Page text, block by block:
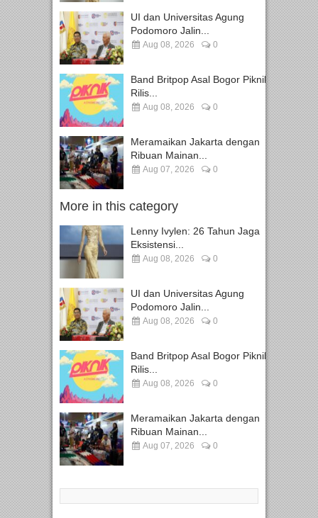
UI dan Universitas Agung
Podomoro Jalin...
Aug 08, 2026 0
Band Britpop Asal Bogor Piknik
Rilis...
Aug 08, 2026 0
Meramaikan Jakarta dengan
Ribuan Mainan...
Aug 07, 2026 0
More in this category
Lenny Ivylen: 26 Tahun Jaga
Eksistensi...
Aug 08, 2026 0
UI dan Universitas Agung
Podomoro Jalin...
Aug 08, 2026 0
Band Britpop Asal Bogor Piknik
Rilis...
Aug 08, 2026 0
Meramaikan Jakarta dengan
Ribuan Mainan...
Aug 07, 2026 0